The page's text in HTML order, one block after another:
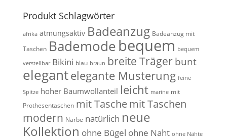
Produkt Schlagwörter
afrika atmungsaktiv Badeanzug Badeanzug mit
Taschen Bademodebequem bequem
verstellbar Bikini blau braun breite Träger bunt
elegantelegante Musterung feine
Spitze hoher Baumwollanteil leicht marine mit
Prothesentaschen mit Taschemit Taschen
modern Narbe natürlich neue
Kollektion ohne Bügel ohne Naht ohne Nähte